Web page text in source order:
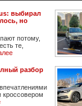
выбирал
но
потому,
те,
разбор
кроссовером